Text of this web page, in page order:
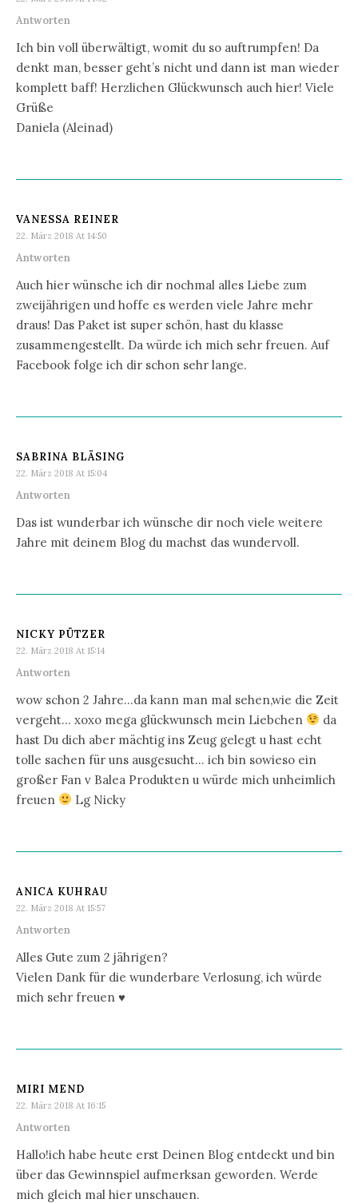
Antworten
Ich bin voll überwältigt, womit du so auftrumpfen! Da
denkt man, besser geht’s nicht und dann ist man wieder
komplett baff! Herzlichen Glückwunsch auch hier! Viele
Grüße
Daniela (Aleinad)
VANESSA REINER
22. März 2018 At 14:50
Antworten
Auch hier wünsche ich dir nochmal alles Liebe zum
zweijährigen und hoffe es werden viele Jahre mehr
draus! Das Paket ist super schön, hast du klasse
zusammengestellt. Da würde ich mich sehr freuen. Auf
Facebook folge ich dir schon sehr lange.
SABRINA BLÄSING
22. März 2018 At 15:04
Antworten
Das ist wunderbar ich wünsche dir noch viele weitere
Jahre mit deinem Blog du machst das wundervoll.
NICKY PÜTZER
22. März 2018 At 15:14
Antworten
wow schon 2 Jahre…da kann man mal sehen,wie die Zeit
vergeht… xoxo mega glückwunsch mein Liebchen
da
hast Du dich aber mächtig ins Zeug gelegt u hast echt
tolle sachen für uns ausgesucht… ich bin sowieso ein
großer Fan v Balea Produkten u würde mich unheimlich
freuen
Lg Nicky
ANICA KUHRAU
22. März 2018 At 15:57
Antworten
Alles Gute zum 2 jährigen?
Vielen Dank für die wunderbare Verlosung, ich würde
mich sehr freuen ♥️
MIRI MEND
22. März 2018 At 16:15
Antworten
Hallo!ich habe heute erst Deinen Blog entdeckt und bin
über das Gewinnspiel aufmerksan geworden. Werde
mich gleich mal hier unschauen.